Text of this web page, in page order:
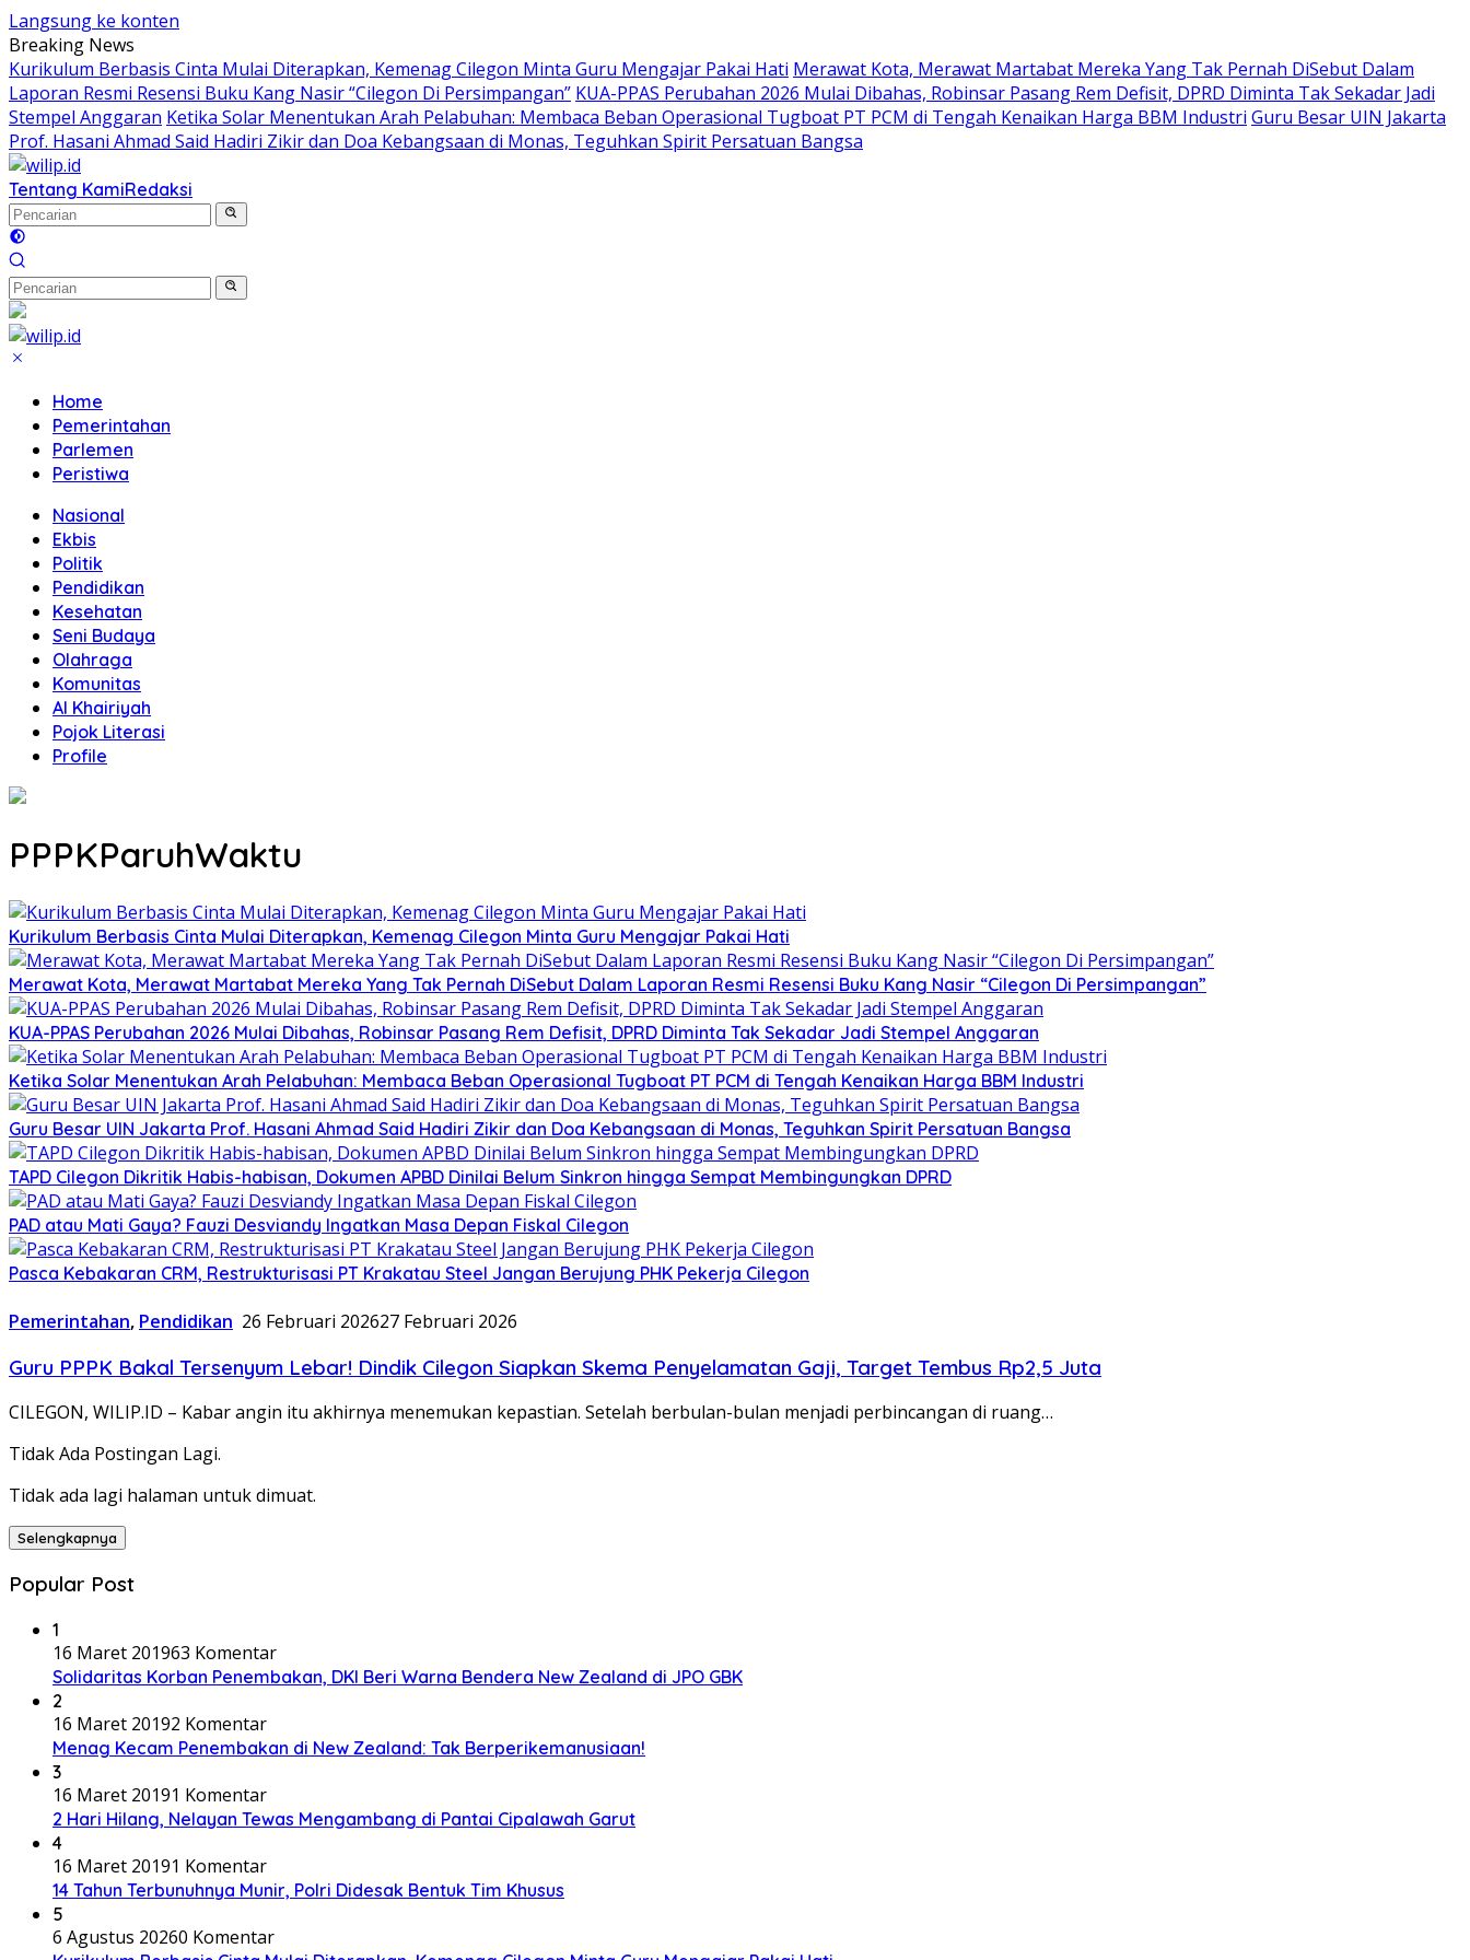
Langsung ke konten
Breaking News
Kurikulum Berbasis Cinta Mulai Diterapkan, Kemenag Cilegon Minta Guru Mengajar Pakai Hati Merawat Kota, Merawat Martabat Mereka Yang Tak Pernah DiSebut Dalam
Laporan Resmi Resensi Buku Kang Nasir “Cilegon Di Persimpangan” KUA-PPAS Perubahan 2026 Mulai Dibahas, Robinsar Pasang Rem Defisit, DPRD Diminta Tak Sekadar Jadi
Stempel Anggaran Ketika Solar Menentukan Arah Pelabuhan: Membaca Beban Operasional Tugboat PT PCM di Tengah Kenaikan Harga BBM Industri Guru Besar UIN Jakarta
Prof. Hasani Ahmad Said Hadiri Zikir dan Doa Kebangsaan di Monas, Teguhkan Spirit Persatuan Bangsa
Tentang KamiRedaksi
Home
Pemerintahan
Parlemen
Peristiwa
Nasional
Ekbis
Politik
Pendidikan
Kesehatan
Seni Budaya
Olahraga
Komunitas
Al Khairiyah
Pojok Literasi
Profile
PPPKParuhWaktu
Kurikulum Berbasis Cinta Mulai Diterapkan, Kemenag Cilegon Minta Guru Mengajar Pakai Hati
Merawat Kota, Merawat Martabat Mereka Yang Tak Pernah DiSebut Dalam Laporan Resmi Resensi Buku Kang Nasir “Cilegon Di Persimpangan”
KUA-PPAS Perubahan 2026 Mulai Dibahas, Robinsar Pasang Rem Defisit, DPRD Diminta Tak Sekadar Jadi Stempel Anggaran
Ketika Solar Menentukan Arah Pelabuhan: Membaca Beban Operasional Tugboat PT PCM di Tengah Kenaikan Harga BBM Industri
Guru Besar UIN Jakarta Prof. Hasani Ahmad Said Hadiri Zikir dan Doa Kebangsaan di Monas, Teguhkan Spirit Persatuan Bangsa
TAPD Cilegon Dikritik Habis-habisan, Dokumen APBD Dinilai Belum Sinkron hingga Sempat Membingungkan DPRD
PAD atau Mati Gaya? Fauzi Desviandy Ingatkan Masa Depan Fiskal Cilegon
Pasca Kebakaran CRM, Restrukturisasi PT Krakatau Steel Jangan Berujung PHK Pekerja Cilegon
Pemerintahan, Pendidikan 26 Februari 202627 Februari 2026
Guru PPPK Bakal Tersenyum Lebar! Dindik Cilegon Siapkan Skema Penyelamatan Gaji, Target Tembus Rp2,5 Juta
CILEGON, WILIP.ID – Kabar angin itu akhirnya menemukan kepastian. Setelah berbulan-bulan menjadi perbincangan di ruang…
Tidak Ada Postingan Lagi.
Tidak ada lagi halaman untuk dimuat.
Selengkapnya
Popular Post
1
16 Maret 201963 Komentar
Solidaritas Korban Penembakan, DKI Beri Warna Bendera New Zealand di JPO GBK
2
16 Maret 20192 Komentar
Menag Kecam Penembakan di New Zealand: Tak Berperikemanusiaan!
3
16 Maret 20191 Komentar
2 Hari Hilang, Nelayan Tewas Mengambang di Pantai Cipalawah Garut
4
16 Maret 20191 Komentar
14 Tahun Terbunuhnya Munir, Polri Didesak Bentuk Tim Khusus
5
6 Agustus 20260 Komentar